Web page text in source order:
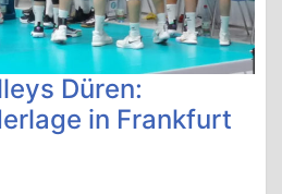
Düren:
in Frankfurt